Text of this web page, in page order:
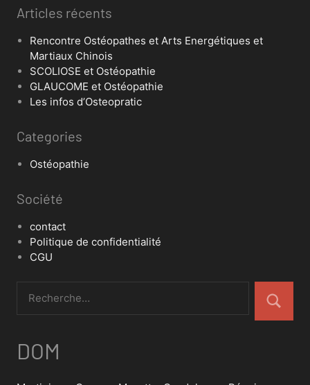
Articles récents
Rencontre Ostéopathes et Arts Energétiques et
Martiaux Chinois
SCOLIOSE et Ostéopathie
GLAUCOME et Ostéopathie
Les infos d’Osteopratic
Categories
Ostéopathie
Société
contact
Politique de confidentialité
CGU
DOM